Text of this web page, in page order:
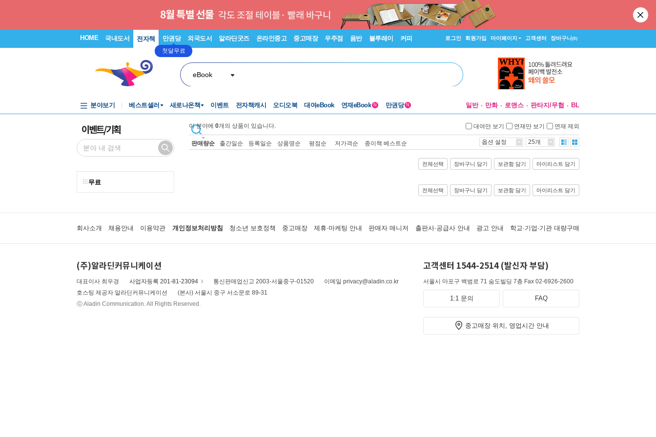
HOME 국내도서 전자책 만권당
첫달무료
외국도서 알라딘굿즈 온라인중고 중고매장 우주점 음반 블루레이 커피 로그인 회원가입 마이페이지 고객센터 장바구니(0)
eBook
분야보기 베스트셀러 새로나온책 이벤트 전자책캐시 오디오북 대여eBook 연재eBook N 만권당 N 일반 만화 로맨스 판타지/무협 BL
이벤트/기획
무료
이 분야에 0개의 상품이 있습니다. 대여만 보기 연재만 보기 연재 제외
판매량순 출간일순 등록일순 상품명순 평점순 저가격순 종이책 베스트순 옵션 설정 25개
전체선택 장바구니 담기 보관함 담기 마이리스트 담기
전체선택 장바구니 담기 보관함 담기 마이리스트 담기
회사소개 채용안내 이용약관 개인정보처리방침 청소년 보호정책 중고매장 제휴·마케팅 안내 판매자 매니저 출판사·공급사 안내 광고 안내 학교·기업·기관 대량구매
(주)알라딘커뮤니케이션
대표이사 최우경 사업자등록 201-81-23094 통신판매업신고 2003-서울중구-01520
이메일 privacy@aladin.co.kr
호스팅 제공자 알라딘커뮤니케이션
(본사) 서울시 중구 서소문로 89-31
ⓒ Aladin Communication. All Rights Reserved.
고객센터 1544-2514 (발신자 부담)
서울시 마포구 백범로 71 숨도빌딩 7층 Fax 02-6926-2600
1:1 문의 FAQ
중고매장 위치, 영업시간 안내